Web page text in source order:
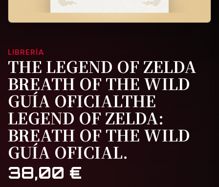
LIBRERÍA
THE LEGEND OF ZELDA
BREATH OF THE WILD
GUÍA OFICIALTHE
LEGEND OF ZELDA:
BREATH OF THE WILD
GUÍA OFICIAL.
38,00 €